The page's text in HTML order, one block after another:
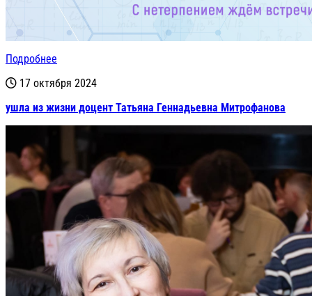
Подробнее
17 октября 2024
ушла из жизни доцент Татьяна Геннадьевна Митрофанова